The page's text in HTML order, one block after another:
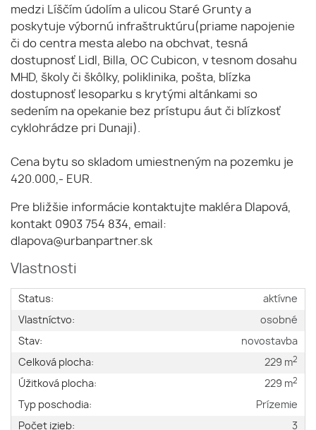
medzi Líščím údolím a ulicou Staré Grunty a
poskytuje výbornú infraštruktúru(priame napojenie
či do centra mesta alebo na obchvat, tesná
dostupnosť Lidl, Billa, OC Cubicon, v tesnom dosahu
MHD, školy či škôlky, poliklinika, pošta, blízka
dostupnosť lesoparku s krytými altánkami so
sedením na opekanie bez prístupu áut či blízkosť
cyklohrádze pri Dunaji).
Cena bytu so skladom umiestneným na pozemku je
420.000,- EUR.
Pre bližšie informácie kontaktujte makléra Dlapová,
kontakt 0903 754 834, email:
dlapova@urbanpartner.sk
Vlastnosti
Status:
aktívne
Vlastníctvo:
osobné
Stav:
novostavba
Celková plocha:
229 m2
Úžitková plocha: 229 m2
Typ poschodia:
Prízemie
Počet izieb:
3